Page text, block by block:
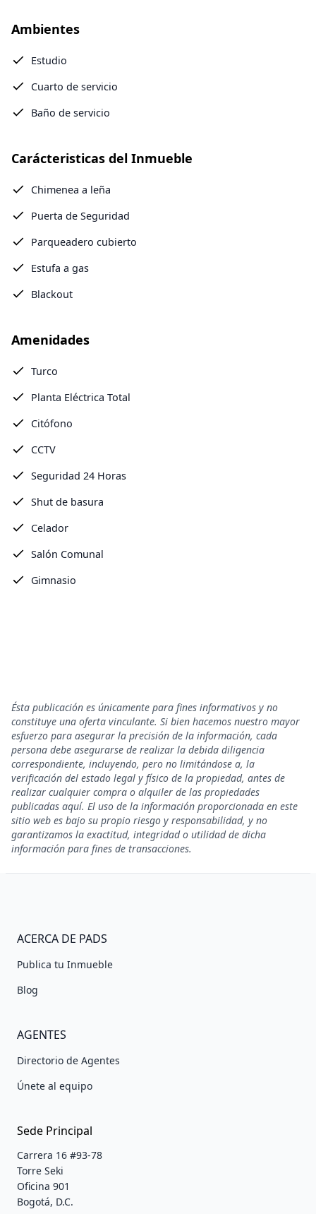
Ambientes
Estudio
Cuarto de servicio
Baño de servicio
Carácteristicas del Inmueble
Chimenea a leña
Puerta de Seguridad
Parqueadero cubierto
Estufa a gas
Blackout
Amenidades
Turco
Planta Eléctrica Total
Citófono
CCTV
Seguridad 24 Horas
Shut de basura
Celador
Salón Comunal
Gimnasio
Ésta publicación es únicamente para fines informativos y no
constituye una oferta vinculante. Si bien hacemos nuestro mayor
esfuerzo para asegurar la precisión de la información, cada
persona debe asegurarse de realizar la debida diligencia
correspondiente, incluyendo, pero no limitándose a, la
verificación del estado legal y físico de la propiedad, antes de
realizar cualquier compra o alquiler de las propiedades
publicadas aquí. El uso de la información proporcionada en este
sitio web es bajo su propio riesgo y responsabilidad, y no
garantizamos la exactitud, integridad o utilidad de dicha
información para fines de transacciones.
ACERCA DE PADS
Publica tu Inmueble
Blog
AGENTES
Directorio de Agentes
Únete al equipo
Sede Principal
Carrera 16 #93-78
Torre Seki
Oficina 901
Bogotá, D.C.